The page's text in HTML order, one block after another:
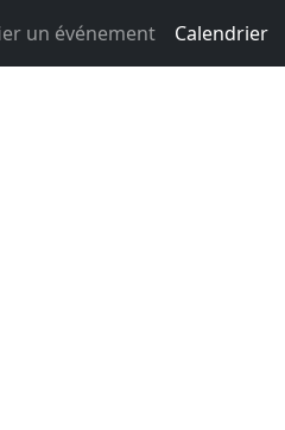
un événement Calendrier